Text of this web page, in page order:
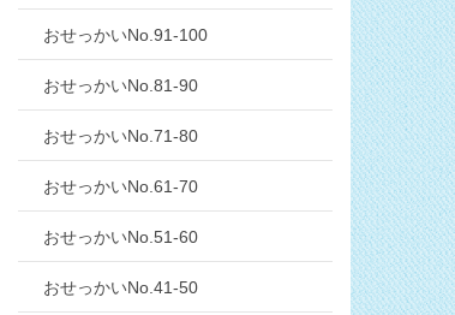
おせっかいNo.91-100
おせっかいNo.81-90
おせっかいNo.71-80
おせっかいNo.61-70
おせっかいNo.51-60
おせっかいNo.41-50